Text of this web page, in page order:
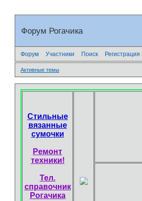
Форум Рогачика
Форум Участники Поиск Регистрация
Активные темы
Стильные
вязанные
сумочки
Ремонт
техники!
Тел.
справочник
Рогачика